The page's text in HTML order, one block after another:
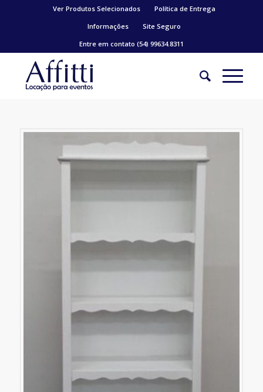
Ver Produtos Selecionados
Política de Entrega
Informações
Site Seguro
Entre em contato (54) 99634.8311